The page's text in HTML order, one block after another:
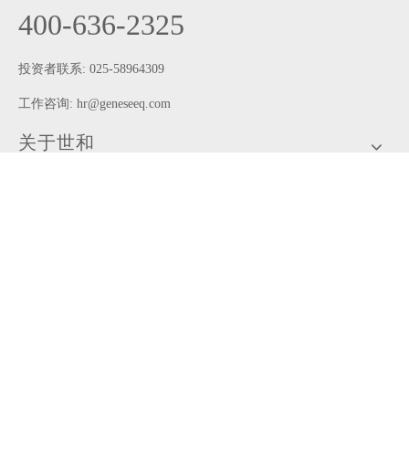
400-636-2325
投资者联系: 025-58964309
工作咨询: hr@geneseeq.com
关于世和